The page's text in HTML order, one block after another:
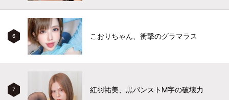
6 こおりちゃん、衝撃のグラマラス
7 紅羽祐美、黒パンストM字の破壊力